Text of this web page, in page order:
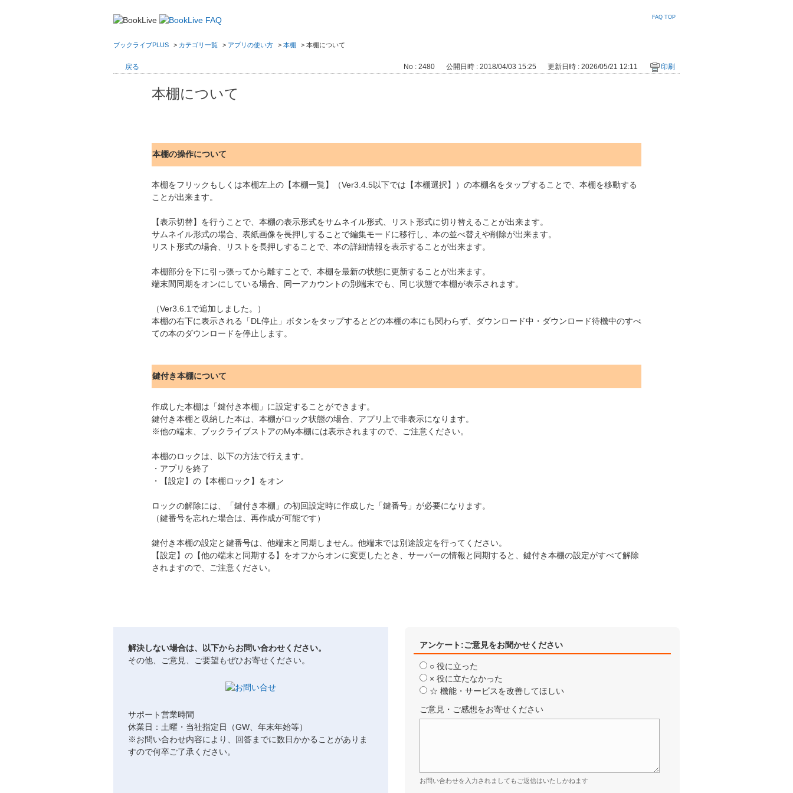
FAQ TOP
ブックライブPLUS > カテゴリ一覧 > アプリの使い方 > 本棚 > 本棚について
戻る No : 2480 公開日時 : 2018/04/03 15:25 更新日時 : 2026/05/21 12:11 印刷
本棚について
本棚の操作について
本棚をフリックもしくは本棚左上の【本棚一覧】（Ver3.4.5以下では【本棚選択】）の本棚名をタップすることで、本棚を移動する
ことが出来ます。
【表示切替】を行うことで、本棚の表示形式をサムネイル形式、リスト形式に切り替えることが出来ます。
サムネイル形式の場合、表紙画像を長押しすることで編集モードに移行し、本の並べ替えや削除が出来ます。
リスト形式の場合、リストを長押しすることで、本の詳細情報を表示することが出来ます。
本棚部分を下に引っ張ってから離すことで、本棚を最新の状態に更新することが出来ます。
端末間同期をオンにしている場合、同一アカウントの別端末でも、同じ状態で本棚が表示されます。
（Ver3.6.1で追加しました。）
本棚の右下に表示される「DL停止」ボタンをタップするとどの本棚の本にも関わらず、ダウンロード中・ダウンロード待機中のすべ
ての本のダウンロードを停止します。
鍵付き本棚について
作成した本棚は「鍵付き本棚」に設定することができます。
鍵付き本棚と収納した本は、本棚がロック状態の場合、アプリ上で非表示になります。
※他の端末、ブックライブストアのMy本棚には表示されますので、ご注意ください。
本棚のロックは、以下の方法で行えます。
・アプリを終了
・【設定】の【本棚ロック】をオン
ロックの解除には、「鍵付き本棚」の初回設定時に作成した「鍵番号」が必要になります。
（鍵番号を忘れた場合は、再作成が可能です）
鍵付き本棚の設定と鍵番号は、他端末と同期しません。他端末では別途設定を行ってください。
【設定】の【他の端末と同期する】をオフからオンに変更したとき、サーバーの情報と同期すると、鍵付き本棚の設定がすべて解除
されますので、ご注意ください。
解決しない場合は、以下からお問い合わせください。
その他、ご意見、ご要望もぜひお寄せください。
サポート営業時間
休業日：土曜・当社指定日（GW、年末年始等）
※お問い合わせ内容により、回答までに数日かかることがありま
すので何卒ご了承ください。
アンケート:ご意見をお聞かせください
○ 役に立った
× 役に立たなかった
☆ 機能・サービスを改善してほしい
ご意見・ご感想をお寄せください
お問い合わせを入力されましてもご返信はいたしかねます